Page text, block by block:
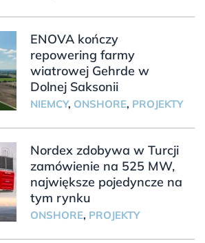
ENOVA kończy
repowering farmy
wiatrowej Gehrde w
Dolnej Saksonii
NIEMCY, ONSHORE, PROJEKTY
Nordex zdobywa w Turcji
zamówienie na 525 MW,
największe pojedyncze na
tym rynku
ONSHORE, PROJEKTY